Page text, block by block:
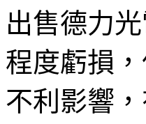
出售德力
程度虧損
不利影響